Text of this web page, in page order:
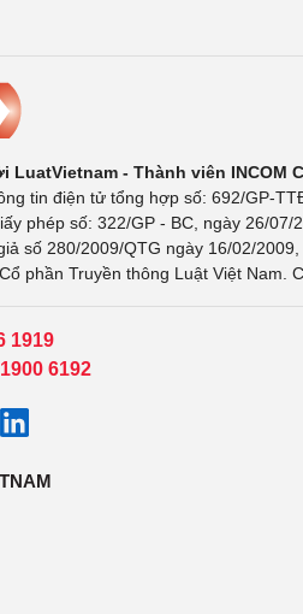
LuatVietnam - Thành viên INCOM
tin điện tử tổng hợp số: 692/GP-
phép số: 322/GP - BC, ngày 26/
số 280/2009/QTG ngày 16/02/
phần Truyền thông Luật Việt Nam.
1919
1900 6192